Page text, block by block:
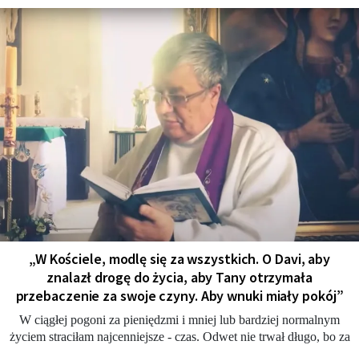
„W Kościele, modlę się za wszystkich. O Davi, aby
znalazł drogę do życia, aby Tany otrzymała
przebaczenie za swoje czyny. Aby wnuki miały pokój”
W ciągłej pogoni za pieniędzmi i mniej lub bardziej normalnym
życiem straciłam najcenniejsze - czas. Odwet nie trwał długo, bo za